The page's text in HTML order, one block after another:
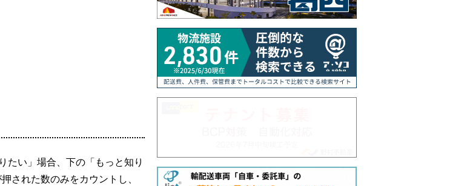
たい」場合、下の「もっと知り
された数のみをカウントし、